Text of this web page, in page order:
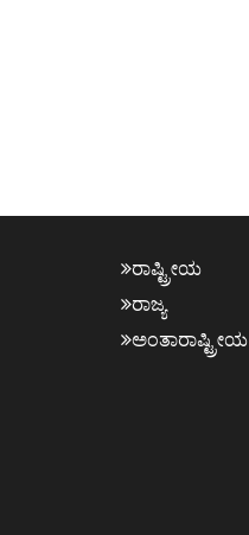
ರಾಷ್ಟ್ರೀಯ
ರಾಜ್ಯ
ಅಂತಾರಾಷ್ಟ್ರೀಯ